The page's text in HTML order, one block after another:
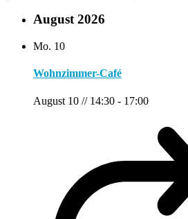
August 2026
Mo. 10
Wohnzimmer-Café
August 10 // 14:30 - 17:00